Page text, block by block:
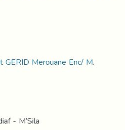
Merouane Enc/ M.
- M’Sila